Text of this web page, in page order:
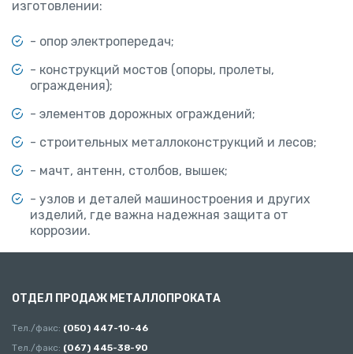
изготовлении:
- опор электропередач;
- конструкций мостов (опоры, пролеты,
ограждения);
- элементов дорожных ограждений;
- строительных металлоконструкций и лесов;
- мачт, антенн, столбов, вышек;
- узлов и деталей машиностроения и других
изделий, где важна надежная защита от
коррозии.
ОТДЕЛ ПРОДАЖ МЕТАЛЛОПРОКАТА
Тел./факс: (050) 447-10-46
Тел./факс: (067) 445-38-90